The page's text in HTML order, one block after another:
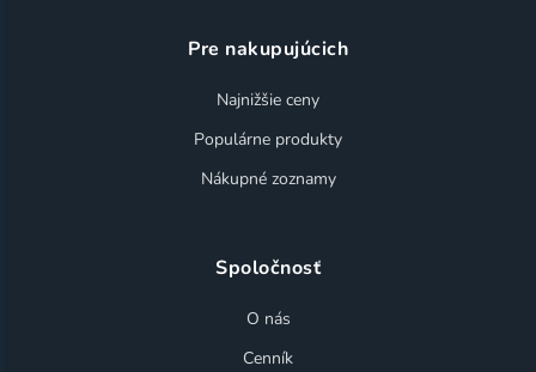
Pre nakupujúcich
Najnižšie ceny
Populárne produkty
Nákupné zoznamy
Spoločnosť
O nás
Cenník